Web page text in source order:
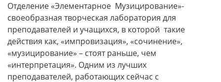
Отделение «Элементарное Музицирование»-
своеобразная творческая лаборатория для
преподавателей и учащихся, в которой такие
действия как, «импровизация», «сочинение»,
«музицирование» – стоят раньше, чем
«интерпретация». Одним из лучших
преподавателей, работающих сейчас с